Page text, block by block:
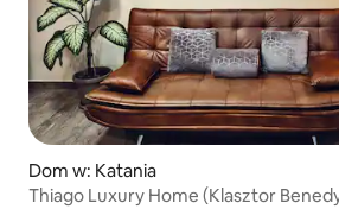
Dom w: Katania
Thiago Luxury Home (Klasztor